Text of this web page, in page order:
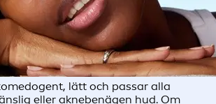
lätt och passar alla
eller aknebenägen hud. Om